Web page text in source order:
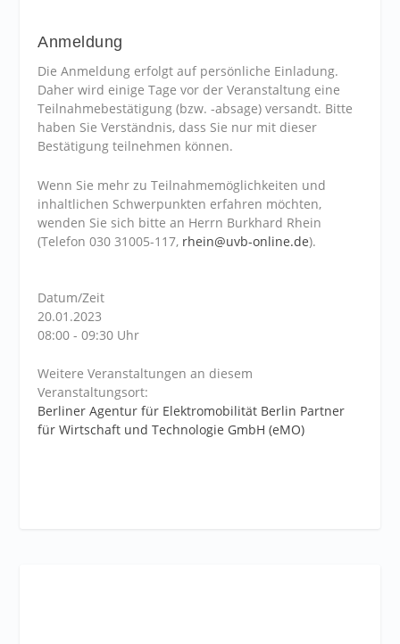
Anmeldung
Die Anmeldung erfolgt auf persönliche Einladung.
Daher wird einige Tage vor der Veranstaltung eine
Teilnahmebestätigung (bzw. -absage) versandt. Bitte
haben Sie Verständnis, dass Sie nur mit dieser
Bestätigung teilnehmen können.
Wenn Sie mehr zu Teilnahmemöglichkeiten und
inhaltlichen Schwerpunkten erfahren möchten,
wenden Sie sich bitte an Herrn Burkhard Rhein
(Telefon 030 31005-117, rhein@uvb-online.de).
Datum/Zeit
20.01.2023
08:00 - 09:30 Uhr
Weitere Veranstaltungen an diesem
Veranstaltungsort:
Berliner Agentur für Elektromobilität Berlin Partner
für Wirtschaft und Technologie GmbH (eMO)